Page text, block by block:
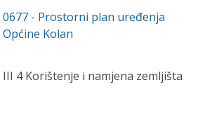
0677 - Prostorni plan uređenja
Općine Kolan
III 4 Korištenje i namjena zemljišta